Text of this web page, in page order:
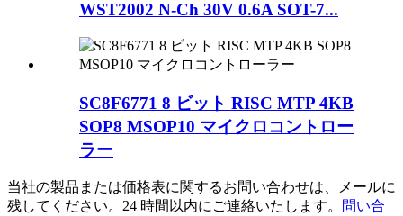
WST2002 N-Ch 30V 0.6A SOT-7...
SC8F6771 8 ビット RISC MTP 4KB
SOP8 MSOP10 マイクロコントロー
ラー
当社の製品または価格表に関するお問い合わせは、メールに
残してください。24 時間以内にご連絡いたします。
問い合